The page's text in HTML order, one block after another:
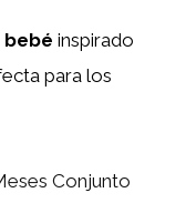
bebé inspirado
para los
Conjunto